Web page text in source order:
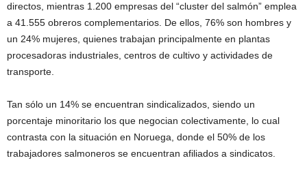
directos, mientras 1.200 empresas del “cluster del salmón” emplea
a 41.555 obreros complementarios. De ellos, 76% son hombres y
un 24% mujeres, quienes trabajan principalmente en plantas
procesadoras industriales, centros de cultivo y actividades de
transporte.
Tan sólo un 14% se encuentran sindicalizados, siendo un
porcentaje minoritario los que negocian colectivamente, lo cual
contrasta con la situación en Noruega, donde el 50% de los
trabajadores salmoneros se encuentran afiliados a sindicatos.